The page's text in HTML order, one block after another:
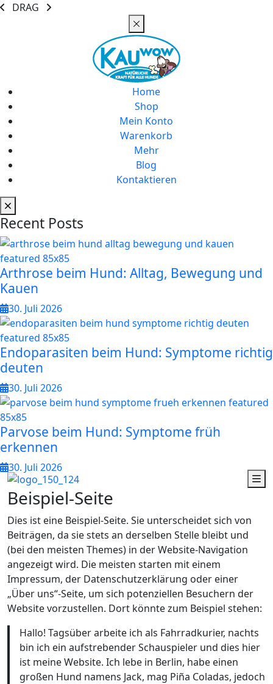
DRAG
Home
Shop
Mein Konto
Warenkorb
Mehr
Blog
Kontaktieren
Recent Posts
Arthrose beim Hund: Alltag, Bewegung und
Kauen
30. Juli 2026
Endoparasiten beim Hund: Symptome richtig
deuten
30. Juli 2026
Parvose beim Hund: Symptome früh
erkennen
30. Juli 2026
Beispiel-Seite
Dies ist eine Beispiel-Seite. Sie unterscheidet sich von
Beiträgen, da sie stets an derselben Stelle bleibt und
(bei den meisten Themes) in der Website-Navigation
angezeigt wird. Die meisten starten mit einem
Impressum, der Datenschutzerklärung oder einer
„Über uns“-Seite, um sich potenziellen Besuchern der
Website vorzustellen. Dort könnte zum Beispiel stehen:
Hallo! Tagsüber arbeite ich als Fahrradkurier, nachts
bin ich ein aufstrebender Schauspieler und dies hier
ist meine Website. Ich lebe in Berlin, habe einen
großen Hund namens Jack, mag Piña Coladas, jedoch